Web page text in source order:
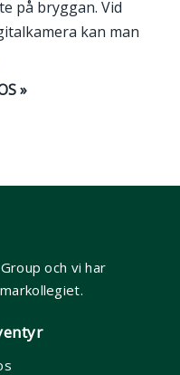
på bryggan. Vid
kan man
»
och vi har